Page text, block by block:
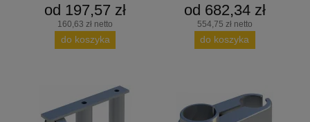
od 197,57 zł
160,63 zł netto
do koszyka
od 682,34 zł
554,75 zł netto
do koszyka